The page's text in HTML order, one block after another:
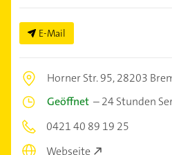
E-Mail
Horner Str. 95,28203
Geöffnet –24 Stunden
0421 40 89 19 25
Webseite